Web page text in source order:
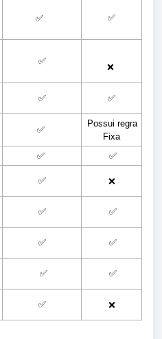
✅ ✅
✅
❌
✅ ✅
✅
Possui regra
Fixa
✅
✅
✅ ❌
✅ ✅
✅ ✅
✅ ✅
✅ ❌